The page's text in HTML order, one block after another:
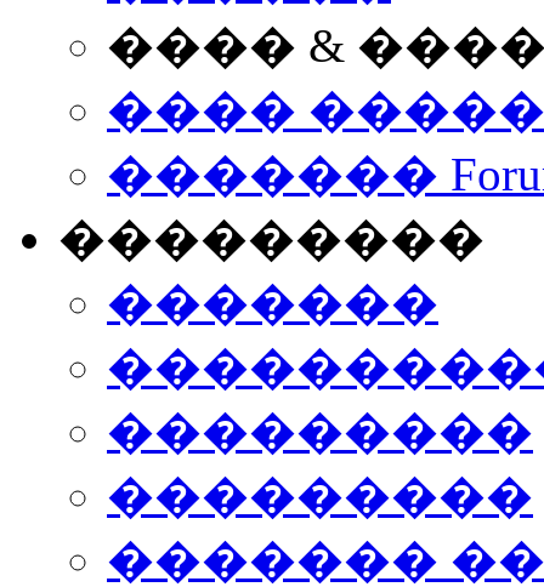
���� &
����
�������
���������
�������
���������
���������
�������